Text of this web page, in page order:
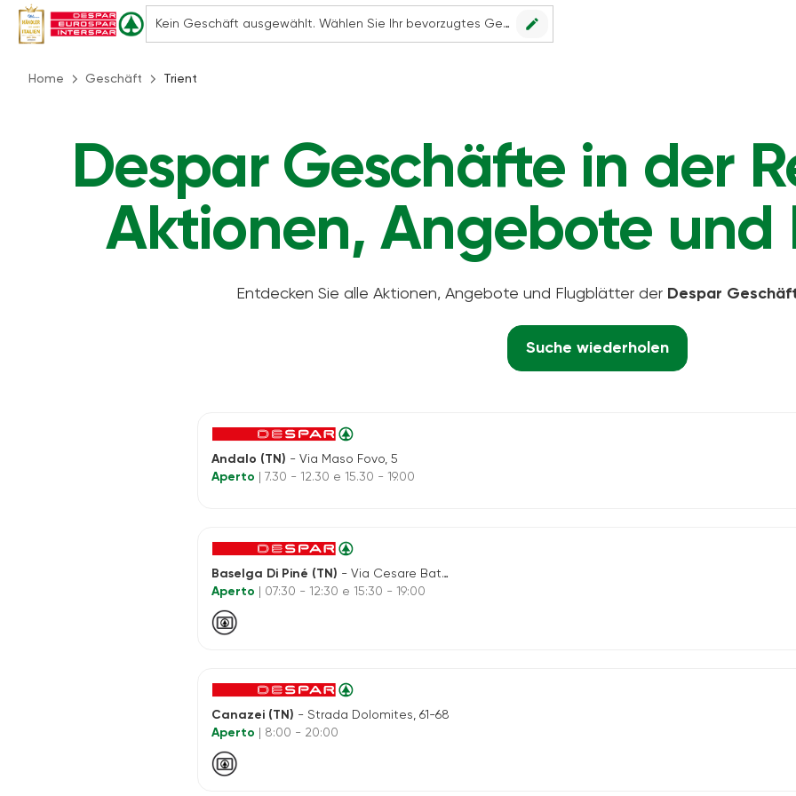
Kein Geschäft ausgewählt. Wählen Sie Ihr bevorzugtes Geschäft, um alle Angebote sehen zu können. edit
Home Geschäft Trient
Despar Geschäfte in der
Aktionen, Angebote und
Entdecken Sie alle Aktionen, Angebote und Flugblätter der Despar
Suche wiederholen
Andalo (TN) - Via Maso Fovo, 5
Aperto
| 7.30 - 12.30 e 15.30 - 19.00
Baselga Di Piné (TN) - Via Cesare Battisti, 100
Aperto
| 07:30 - 12:30 e 15:30 - 19:00
Canazei (TN) - Strada Dolomites, 61-68
Aperto
| 8:00 - 20:00